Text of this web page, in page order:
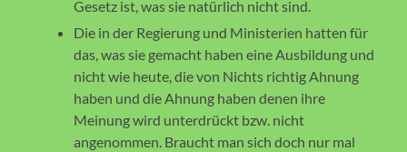
Gesetz ist, was sie natürlich nicht sind.
Die in der Regierung und Ministerien hatten für
das, was sie gemacht haben eine Ausbildung und
nicht wie heute, die von Nichts richtig Ahnung
haben und die Ahnung haben denen ihre
Meinung wird unterdrückt bzw. nicht
angenommen. Braucht man sich doch nur mal